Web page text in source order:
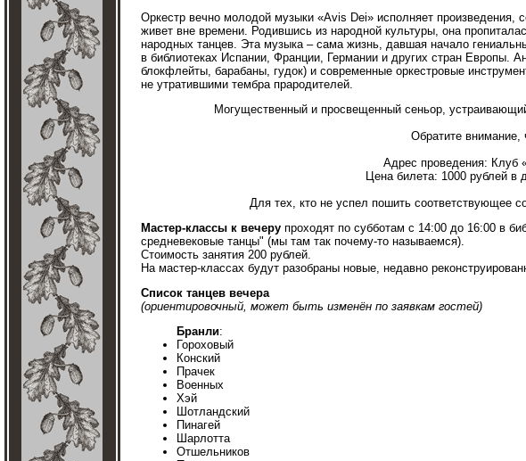
Оркестр вечно молодой музыки «Avis Dei» исполняет произведения,
живет вне времени. Родившись из народной культуры, она
народных танцев. Эта музыка – сама жизнь, давшая начало
в библиотеках Испании, Франции, Германии и других стран Европы.
блокфлейты, барабаны, гудок) и современные оркестровые
не утратившими тембра прародителей.
Могущественный и просвещенный сеньор,
Обратите внимание,
Адрес проведения: Клуб
Цена билета: 1000 рублей в
Для тех, кто не успел пошить соответствующее
Мастер-классы к вечеру проходят по субботам с 14:00 до 16:00 в
средневековые танцы" (мы там так почему-то называемся).
Стоимость занятия 200 рублей.
На мастер-классах будут разобраны новые, недавно
Список танцев вечера
(ориентировочный, может быть изменён по заявкам гостей)
Бранли:
Гороховый
Конский
Прачек
Военных
Хэй
Шотландский
Пинагей
Шарлотта
Отшельников